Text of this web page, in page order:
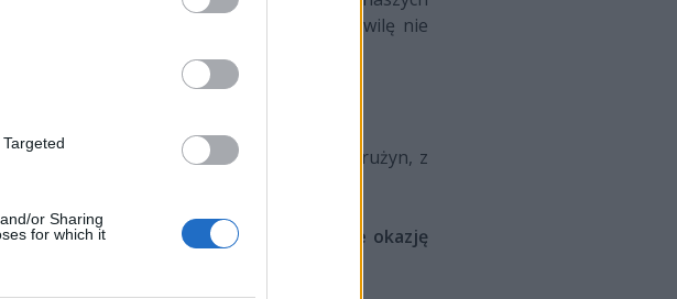
or Sharing
for which it
do nich nie należymy i nawet przez chwilę nie
wyniki?
sporo researchu na temat wszystkich drużyn, z
drużynom. Macie w ogóle okazję